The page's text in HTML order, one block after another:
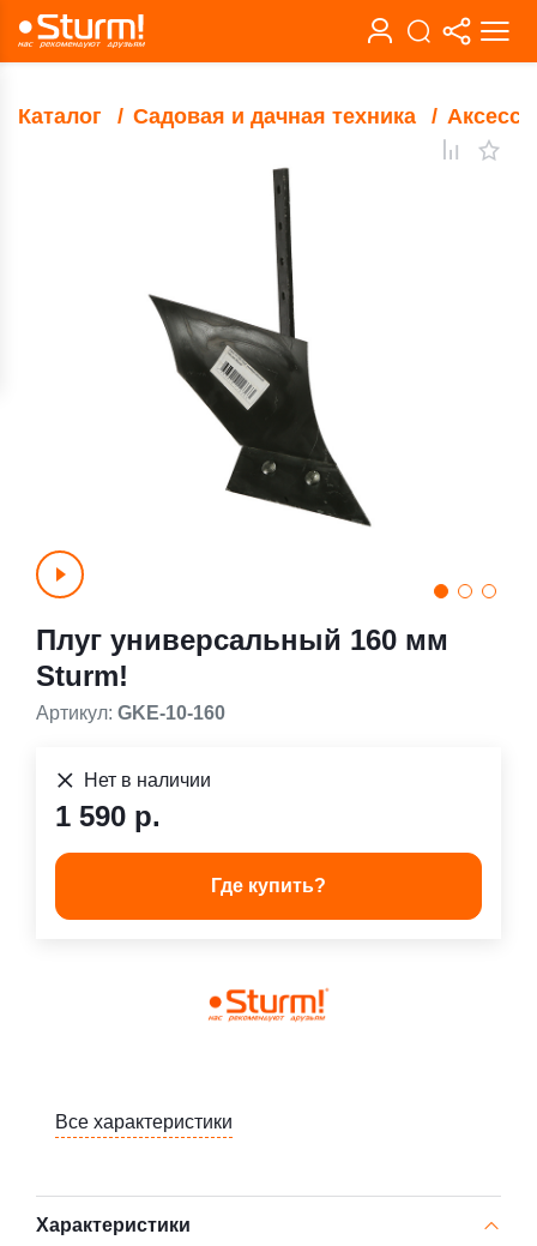
Каталог Садовая и дачная техника
Плуг универсальный 160 мм
Sturm!
Артикул: GKE-10-160
Нет в наличии
1 590 р.
Где купить?
Все характеристики
Характеристики